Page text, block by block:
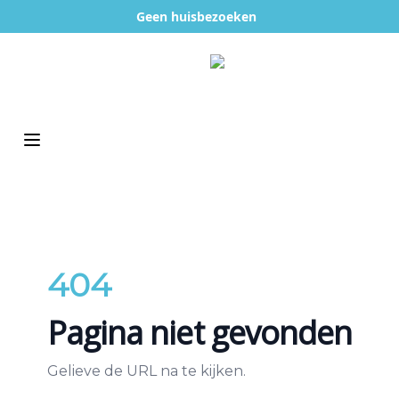
Geen huisbezoeken
Open main menu
404
Pagina niet gevonden
Gelieve de URL na te kijken.